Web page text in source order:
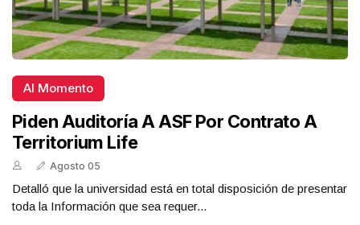
Al Momento
Piden Auditoría A ASF Por Contrato A
Territorium Life
Agosto 05
Detalló que la universidad está en total disposición de presentar
toda la Información que sea requer...